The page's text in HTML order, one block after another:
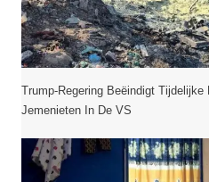
Trump-Regering Beëindigt
Jemenieten In De VS